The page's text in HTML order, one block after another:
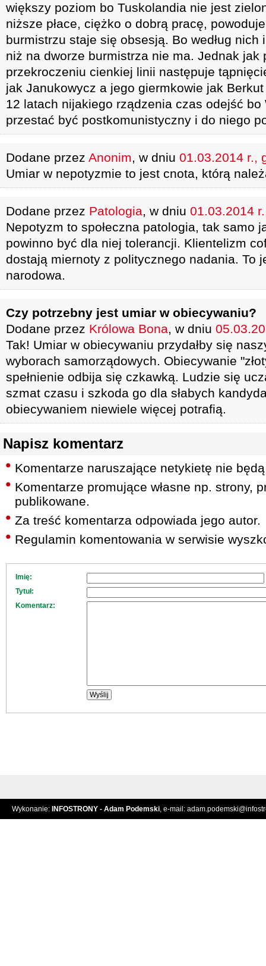
większy poziom bo Tuskolandia nie jest
niższe płace, ciężko o dobrą pracę,
burmistrzu staje się obsesją. Bo według
niż na dworze burmistrza nie ma. Jednak jak
przekroczeniu cienkiej linii następuje
jak Janukowycz a jego giermkowie jak
12 latach nijakiego rządzenia czas odejść bo
przestać być postkomunistyczny i do niego
Dodane przez Anonim, w dniu 01.03.2014 r.,
Umiar w nepotyzmie to jest cnota, którą
Dodane przez Patologia, w dniu 01.03.2014
Nepotyzm to społeczna patologia, tak samo
powinno być dla niej tolerancji. Klientelizm
dostają miernoty z politycznego nadania. To
narodowa.
Czy potrzebny jest umiar w obiecywaniu?
Dodane przez Królowa Bona, w dniu
Tak! Umiar w obiecywaniu przydałby się
wyborach samorządowych. Obiecywanie
spełnienie odbija się czkawką. Ludzie się
szmat czasu i szkoda go dla słabych
obiecywaniem niewiele więcej potrafią.
Napisz komentarz
Komentarze naruszające netykietę nie
Komentarze promujące własne np. strony,
publikowane.
Za treść komentarza odpowiada jego autor.
Regulamin komentowania w serwisie
Imię:
Tytuł:
Komentarz:
Wykonanie: INFOSTRONY - Adam Podemski, e-mail: